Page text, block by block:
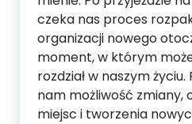
czeka nas proces
organizacji nowego
moment, w którym
rozdział w naszym
nam możliwość zmiany,
miejsc i tworzenia